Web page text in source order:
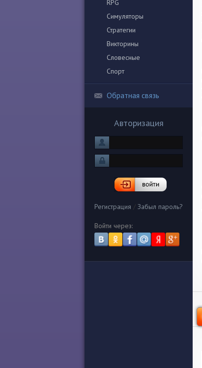
RPG
Симуляторы
Стратегии
Викторины
Словесные
Спорт
Обратная связь
Авторизация
Регистрация / Забыл пароль?
Войти через: